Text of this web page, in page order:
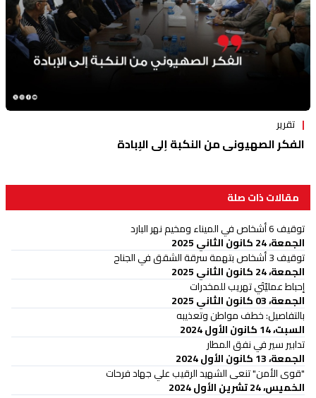
تقرير
الفكر الصهيوني من النكبة إلى الإبادة
مقالات ذات صلة
توقيف 6 أشخاص في الميناء ومخيم نهر البارد
الجمعة، 24 كانون الثاني 2025
توقيف 3 أشخاص بتهمة سرقة الشقق في الجناح
الجمعة، 24 كانون الثاني 2025
إحباط عمليّتَي تهريب للمخدرات
الجمعة، 03 كانون الثاني 2025
بالتفاصيل: خطف مواطن وتعذيبه
السبت، 14 كانون الأول 2024
تدابير سير في نفق المطار
الجمعة، 13 كانون الأول 2024
"قوى الأمن" تنعى الشهيد الرقيب علي جهاد فرحات
الخميس، 24 تشرين الأول 2024